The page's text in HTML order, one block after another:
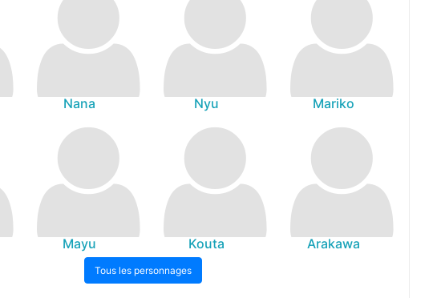
Nana Nyu Mariko
Mayu Kouta Arakawa
Tous les personnages